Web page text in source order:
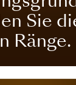
Sie
Ränge.